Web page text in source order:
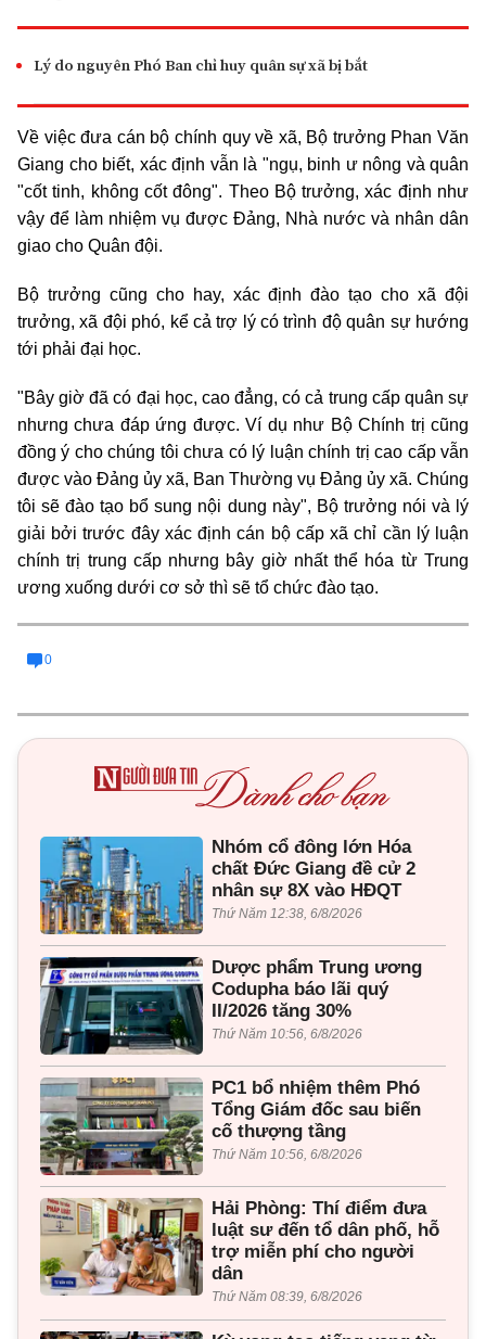
Lý do nguyên Phó Ban chỉ huy quân sự xã bị bắt
Về việc đưa cán bộ chính quy về xã, Bộ trưởng Phan Văn
Giang cho biết, xác định vẫn là "ngụ, binh ư nông và quân
"cốt tinh, không cốt đông". Theo Bộ trưởng, xác định như
vậy để làm nhiệm vụ được Đảng, Nhà nước và nhân dân
giao cho Quân đội.
Bộ trưởng cũng cho hay, xác định đào tạo cho xã đội
trưởng, xã đội phó, kể cả trợ lý có trình độ quân sự hướng
tới phải đại học.
"Bây giờ đã có đại học, cao đẳng, có cả trung cấp quân sự
nhưng chưa đáp ứng được. Ví dụ như Bộ Chính trị cũng
đồng ý cho chúng tôi chưa có lý luận chính trị cao cấp vẫn
được vào Đảng ủy xã, Ban Thường vụ Đảng ủy xã. Chúng
tôi sẽ đào tạo bổ sung nội dung này", Bộ trưởng nói và lý
giải bởi trước đây xác định cán bộ cấp xã chỉ cần lý luận
chính trị trung cấp nhưng bây giờ nhất thể hóa từ Trung
ương xuống dưới cơ sở thì sẽ tổ chức đào tạo.
0
Nhóm cổ đông lớn Hóa
chất Đức Giang đề cử 2
nhân sự 8X vào HĐQT
Thứ Năm 12:38, 6/8/2026
Dược phẩm Trung ương
Codupha báo lãi quý
II/2026 tăng 30%
Thứ Năm 10:56, 6/8/2026
PC1 bổ nhiệm thêm Phó
Tổng Giám đốc sau biến
cố thượng tầng
Thứ Năm 10:56, 6/8/2026
Hải Phòng: Thí điểm đưa
luật sư đến tổ dân phố, hỗ
trợ miễn phí cho người
dân
Thứ Năm 08:39, 6/8/2026